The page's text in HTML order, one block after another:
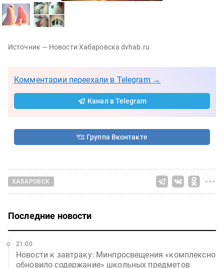
Источник — Новости Хабаровска dvhab.ru
Комментарии переехали в Telegram →
Канал в Telegram
Группа Вконтакте
ХАБАРОВСК
Последние новости
Новости к завтраку: Минпросвещения «комплексно
обновило содержание» школьных предметов
21:00